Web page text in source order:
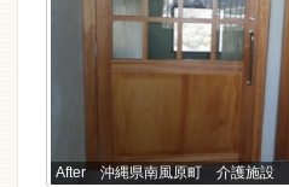
After 沖縄県南風原町 介護施設